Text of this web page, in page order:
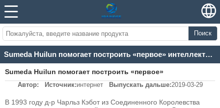
Поиск
Sumeda Huilun помогает построить «первое» интеллектуальное фотоэлектрическое здание в Колумбии
Sumeda Huilun помогает построить «первое»
интеллектуальное фотоэлектрическое здание в Колумбии
Автор: Источник:интернет Выпускать дальше:2019-03-29
В 1993 году д-р Чарльз Кэбот из Соединенного Королевства